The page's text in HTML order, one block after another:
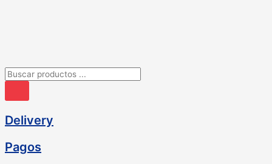
Búsqueda
productos
Delivery
Pagos